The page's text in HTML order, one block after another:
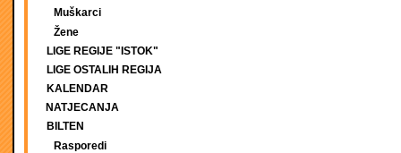
Muškarci
Žene
LIGE REGIJE "ISTOK"
LIGE OSTALIH REGIJA
KALENDAR
NATJECANJA
BILTEN
Rasporedi